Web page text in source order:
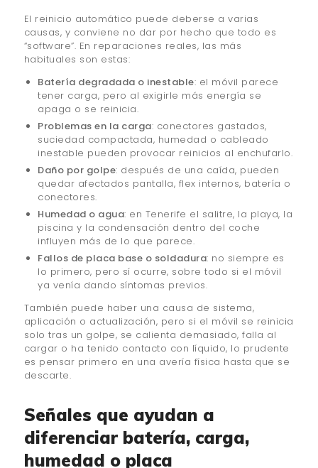
El reinicio automático puede deberse a varias
causas, y conviene no dar por hecho que todo es
“software”. En reparaciones reales, las más
habituales son estas:
Batería degradada o inestable: el móvil parece
tener carga, pero al exigirle más energía se
apaga o se reinicia.
Problemas en la carga: conectores gastados,
suciedad compactada, humedad o cableado
inestable pueden provocar reinicios al enchufarlo.
Daño por golpe: después de una caída, pueden
quedar afectados pantalla, flex internos, batería o
conectores.
Humedad o agua: en Tenerife el salitre, la playa, la
piscina y la condensación dentro del coche
influyen más de lo que parece.
Fallos de placa base o soldadura: no siempre es
lo primero, pero sí ocurre, sobre todo si el móvil
ya venía dando síntomas previos.
También puede haber una causa de sistema,
aplicación o actualización, pero si el móvil se reinicia
solo tras un golpe, se calienta demasiado, falla al
cargar o ha tenido contacto con líquido, lo prudente
es pensar primero en una avería física hasta que se
descarte.
Señales que ayudan a
diferenciar batería, carga,
humedad o placa